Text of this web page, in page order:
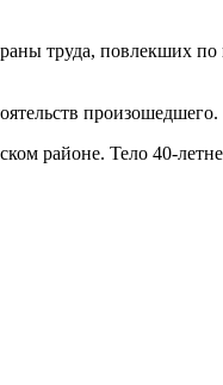
труда, повлекших по
произошедшего.
районе. Тело 40-